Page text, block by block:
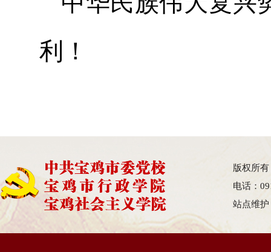
利！
版权所
电话：
站点维